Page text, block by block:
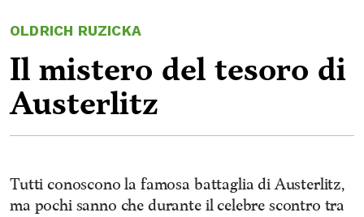
OLDRICH RUZICKA
Il mistero del tesoro di
Austerlitz
Tutti conoscono la famosa battaglia di Austerlitz,
ma pochi sanno che durante il celebre scontro tra